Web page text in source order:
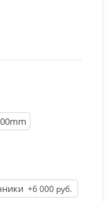
+6 000 руб.